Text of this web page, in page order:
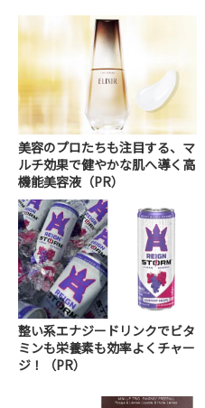
美容のプロたちも注目する、マ
ルチ効果で健やかな肌へ導く高
機能美容液（PR）
整い系エナジードリンクでビタ
ミンも栄養素も効率よくチャー
ジ！（PR）